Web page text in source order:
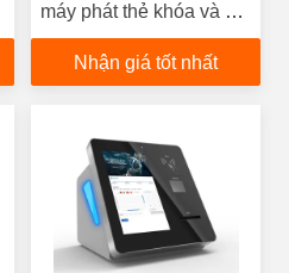
máy phát thẻ khóa và kết
nối Bluetooth
Nhận giá tốt nhất